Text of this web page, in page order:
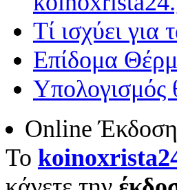
Τί ισχύει για
Επίδομα
Υπολογισμός
Online
To